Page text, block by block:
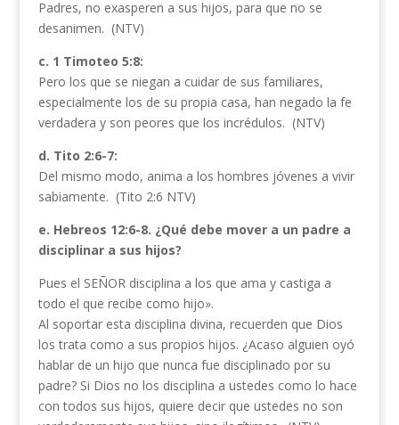
Padres, no exasperen a sus hijos, para que no se
desanimen. (NTV)
c. 1 Timoteo 5:8:
Pero los que se niegan a cuidar de sus familiares,
especialmente los de su propia casa, han negado la fe
verdadera y son peores que los incrédulos. (NTV)
d. Tito 2:6-7:
Del mismo modo, anima a los hombres jóvenes a vivir
sabiamente. (Tito 2:6 NTV)
e. Hebreos 12:6-8. ¿Qué debe mover a un padre a
disciplinar a sus hijos?
Pues el SEÑOR disciplina a los que ama y castiga a
todo el que recibe como hijo».
Al soportar esta disciplina divina, recuerden que Dios
los trata como a sus propios hijos. ¿Acaso alguien oyó
hablar de un hijo que nunca fue disciplinado por su
padre? Si Dios no los disciplina a ustedes como lo hace
con todos sus hijos, quiere decir que ustedes no son